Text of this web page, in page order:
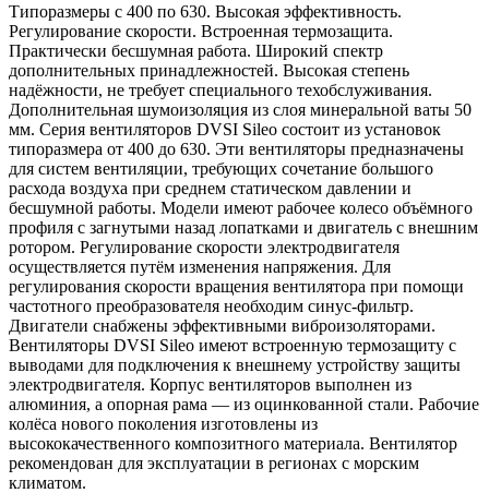
Типоразмеры с 400 по 630. Высокая эффективность.
Регулирование скорости. Встроенная термозащита.
Практически бесшумная работа. Широкий спектр
дополнительных принадлежностей. Высокая степень
надёжности, не требует специального техобслуживания.
Дополнительная шумоизоляция из слоя минеральной ваты 50
мм. Серия вентиляторов DVSI Sileo состоит из установок
типоразмера от 400 до 630. Эти вентиляторы предназначены
для систем вентиляции, требующих сочетание большого
расхода воздуха при среднем статическом давлении и
бесшумной работы. Модели имеют рабочее колесо объёмного
профиля с загнутыми назад лопатками и двигатель с внешним
ротором. Регулирование скорости электродвигателя
осуществляется путём изменения напряжения. Для
регулирования скорости вращения вентилятора при помощи
частотного преобразователя необходим синус-фильтр.
Двигатели снабжены эффективными виброизоляторами.
Вентиляторы DVSI Sileo имеют встроенную термозащиту с
выводами для подключения к внешнему устройству защиты
электродвигателя. Корпус вентиляторов выполнен из
алюминия, а опорная рама — из оцинкованной стали. Рабочие
колёса нового поколения изготовлены из
высококачественного композитного материала. Вентилятор
рекомендован для эксплуатации в регионах с морским
климатом.